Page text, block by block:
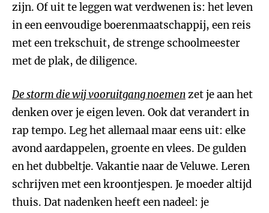
zijn. Of uit te leggen wat verdwenen is: het leven
in een eenvoudige boerenmaatschappij, een reis
met een trekschuit, de strenge schoolmeester
met de plak, de diligence.
De storm die wij vooruitgang noemenzet je aan het
denken over je eigen leven. Ook dat verandert in
rap tempo. Leg het allemaal maar eens uit: elke
avond aardappelen, groente en vlees. De gulden
en het dubbeltje. Vakantie naar de Veluwe. Leren
schrijven met een kroontjespen. Je moeder altijd
thuis. Dat nadenken heeft een nadeel: je